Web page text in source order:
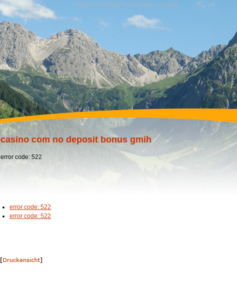
Wandern, Erholung für Leib,Seele und Geist,
casino com no deposit bonus gmih
error code: 522
error code: 522
error code: 522